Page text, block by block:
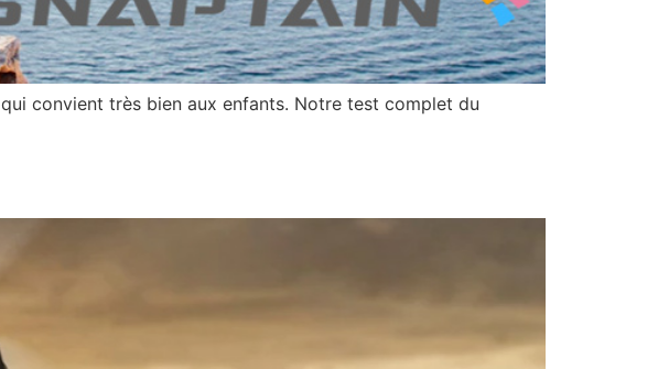
convient très bien aux enfants. Notre test complet du